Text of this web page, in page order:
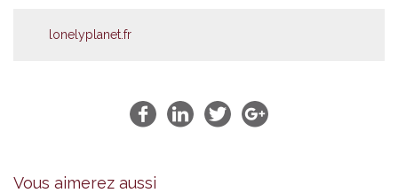
lonelyplanet.fr
Vous aimerez aussi